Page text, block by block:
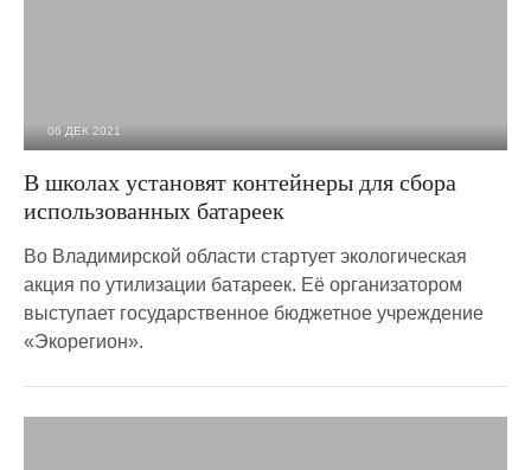
06 ДЕК 2021
В школах установят контейнеры для сбора
использованных батареек
Во Владимирской области стартует экологическая
акция по утилизации батареек. Её организатором
выступает государственное бюджетное учреждение
«Экорегион».